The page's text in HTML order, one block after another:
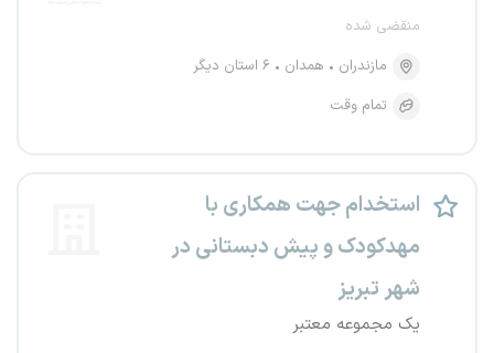
منقضی شده
مازندران
همدان
۶ استان دیگر
تمام وقت
استخدام جهت همکاری با
مهدکودک و پیش دبستانی در
شهر تبریز
یک مجموعه معتبر